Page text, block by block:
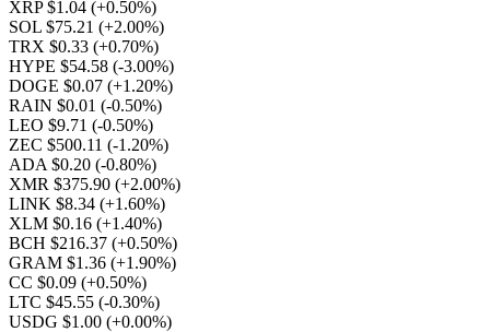
XRP $1.04 (+0.50%)
SOL $75.21 (+2.00%)
TRX $0.33 (+0.70%)
HYPE $54.58 (-3.00%)
DOGE $0.07 (+1.20%)
RAIN $0.01 (-0.50%)
LEO $9.71 (-0.50%)
ZEC $500.11 (-1.20%)
ADA $0.20 (-0.80%)
XMR $375.90 (+2.00%)
LINK $8.34 (+1.60%)
XLM $0.16 (+1.40%)
BCH $216.37 (+0.50%)
GRAM $1.36 (+1.90%)
CC $0.09 (+0.50%)
LTC $45.55 (-0.30%)
USDG $1.00 (+0.00%)